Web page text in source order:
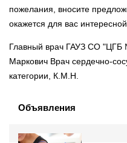
пожелания, вносите
окажется для вас
Главный врач ГАУЗ СО
Маркович Врач сердечно-
категории, К.М.Н.
Объявления